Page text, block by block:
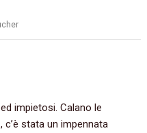
impietosi. Calano le
stata un impennata